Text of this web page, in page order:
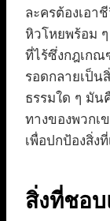
ละครต้องเอา
หิวโหยพร้อม
ที่ไร้ซึ่งกฎเก
รอดกลายเป็น
ธรรมใด ๆ มั
ทางของพวกเ
เพื่อปกป้องสิ่ง
สิ่งที่ชอ